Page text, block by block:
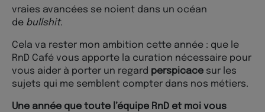
vraies avancées se noient dans un océan
de bullshit.
Cela va rester mon ambition cette année : que le
RnD Café vous apporte la curation nécessaire pour
vous aider à porter un regard perspicace sur les
sujets qui me semblent compter dans nos métiers.
Une année que toute l’équipe RnD et moi vous